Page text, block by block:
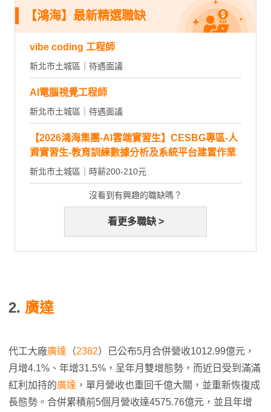
【鴻海】最新精選職缺
vibe coding 工程師
新北市土城區｜待遇面議
AI電腦視覺工程師
新北市土城區｜待遇面議
【2026鴻海集團-AI雲端實習生】CESBG專區-人
資實習生-教育訓練數據分析及系統平台建置作業
新北市土城區｜時薪200-210元
沒看到有興趣的職缺嗎？
看更多職缺 >
2. 廣達
代工大廠廣達 （2382）已公布5月合併營收1012.99億元，
月增4.1%、年增31.5%，呈年月雙增態勢，而近日受到滿滿
紅利加持的廣達 ，單月營收也重回千億大關，並重新恢復成
長態勢。合併累積前5個月營收達4575.76億元，並且年增